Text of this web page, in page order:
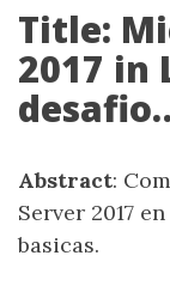
Title:
2017 in
Abstract:
Server 2017
basicas.